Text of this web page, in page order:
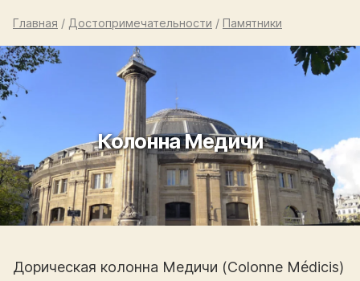
Главная / Достопримечательности / Памятники
Колонна Медичи
Дорическая колонна Медичи (Colonne Médicis)